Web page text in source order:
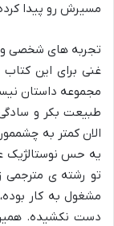
مسیرش رو پیدا
تجربه های شخصی و
غنی برای این
مجموعه داستان
طبیعت بکر و
الان کمتر به
یه حس نوستالژیک
تو رشته ی مترجمی
مشغول به کار
دست نکشیده.